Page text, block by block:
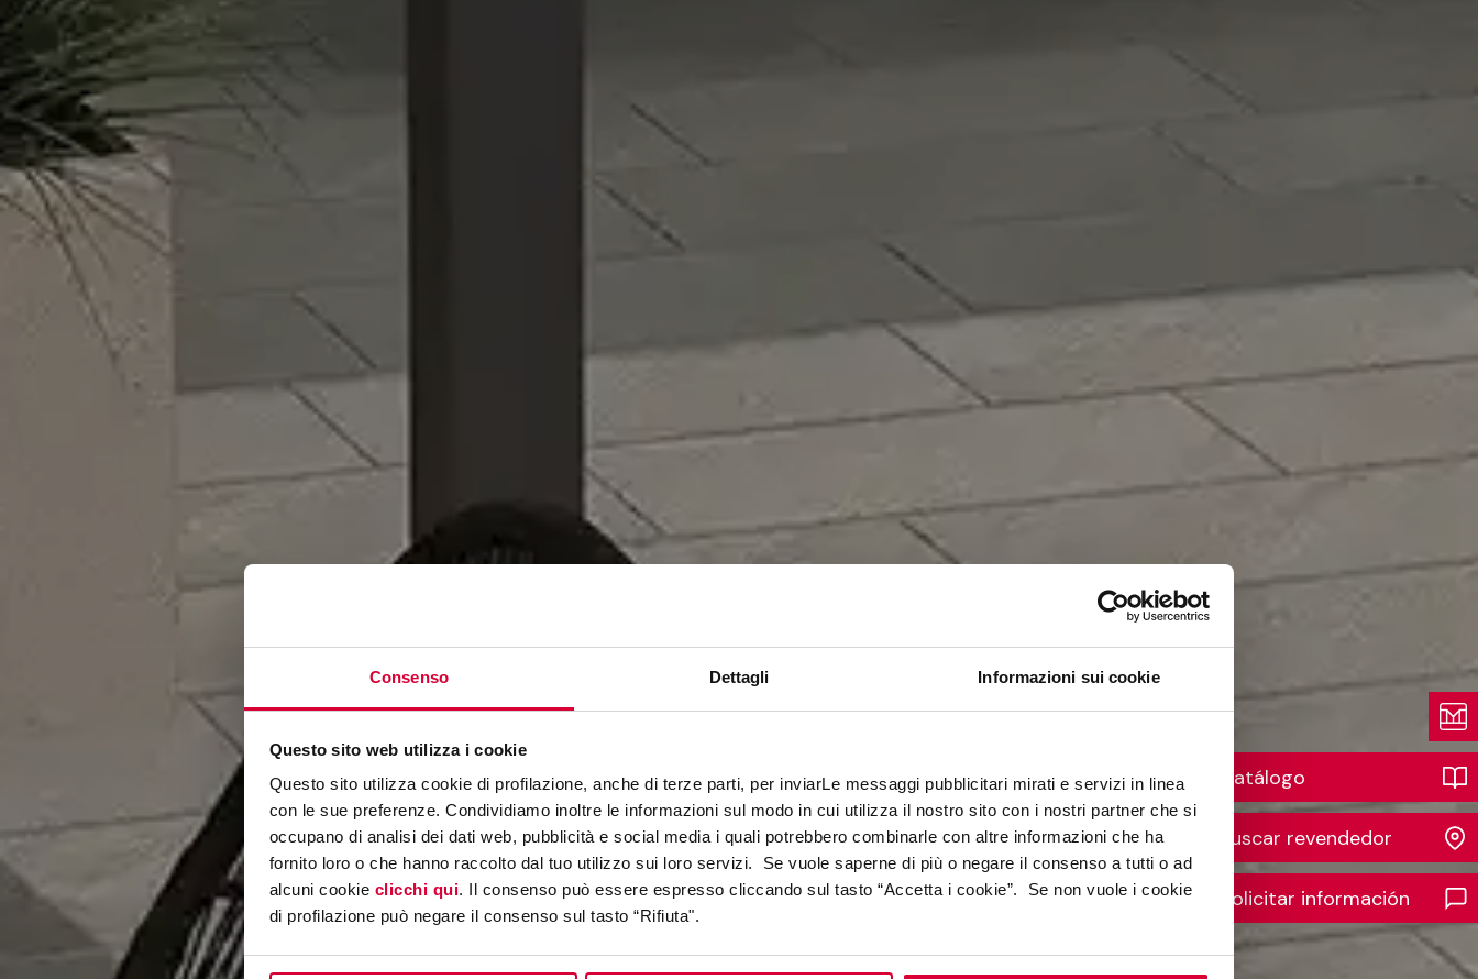
Consenso Dettagli Informazioni sui cookie
Questo sito web utilizza i cookie
Questo sito utilizza cookie di profilazione, anche di terze parti, per inviarLe messaggi pubblicitari mirati e servizi in linea
con le sue preferenze. Condividiamo inoltre le informazioni sul modo in cui utilizza il nostro sito con i nostri partner che si
occupano di analisi dei dati web, pubblicità e social media i quali potrebbero combinarle con altre informazioni che ha
fornito loro o che hanno raccolto dal tuo utilizzo sui loro servizi. Se vuole saperne di più o negare il consenso a tutti o ad
alcuni cookie clicchi qui. Il consenso può essere espresso cliccando sul tasto “Accetta i cookie”. Se non vuole i cookie
di profilazione può negare il consenso sul tasto “Rifiuta".
DISCOVERY
ITALIAN TRAILS
Catálogo
Buscar revendedor
Solicitar información